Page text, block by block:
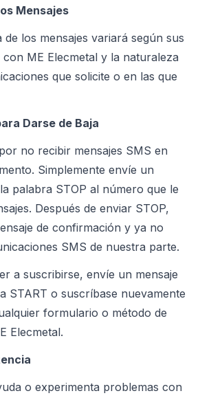
Mensajes
de los mensajes variará según sus
ME Elecmetal y la naturaleza
que solicite o en las que
Darse de Baja
no recibir mensajes SMS en
Simplemente envíe un
palabra STOP al número que le
Después de enviar STOP,
de confirmación y ya no
SMS de nuestra parte.
a suscribirse, envíe un mensaje
START o suscríbase nuevamente
formulario o método de
Elecmetal.
o experimenta problemas con